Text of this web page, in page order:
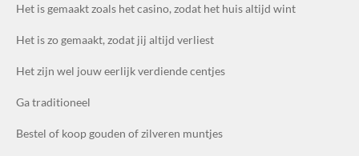
Het is gemaakt zoals het casino, zodat het huis altijd wint
Het is zo gemaakt, zodat jij altijd verliest
Het zijn wel jouw eerlijk verdiende centjes
Ga traditioneel
Bestel of koop gouden of zilveren muntjes